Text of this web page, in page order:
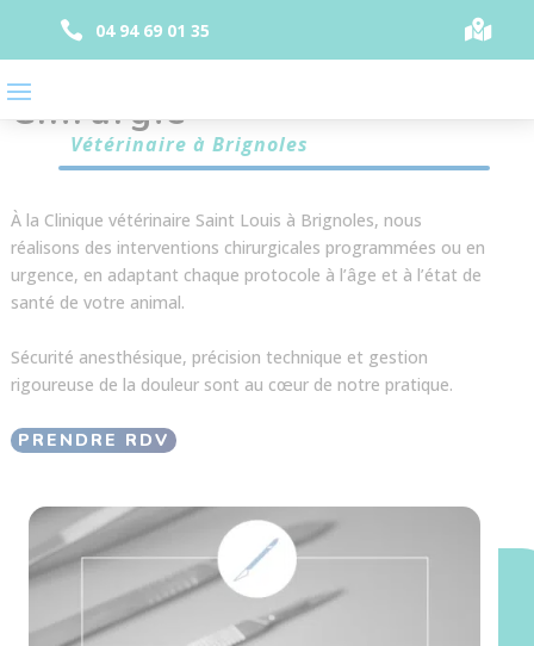
Panneau de gestion des cookies
 04 94 69 01 35 
Chirurgie
Vétérinaire à Brignoles
À la Clinique vétérinaire Saint Louis à Brignoles, nous
réalisons des interventions chirurgicales programmées ou en
urgence, en adaptant chaque protocole à l’âge et à l’état de
santé de votre animal.
Sécurité anesthésique, précision technique et gestion
rigoureuse de la douleur sont au cœur de notre pratique.
PRENDRE RDV